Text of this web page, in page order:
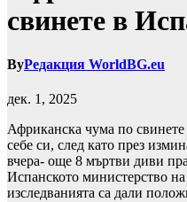
свинете в
ByРедакция WorldBG.eu
дек. 1, 2025
Африканска чума по
себе си, след като през
вчера- още 8 мъртви диви
Испанското министерство
изследванията са дали